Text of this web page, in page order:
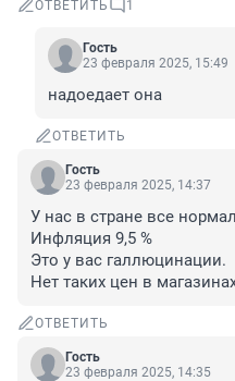
ОТВЕТИТЬ 1
Гость
23 февраля 2025, 15:49
надоедает она
ОТВЕТИТЬ
Гость
23 февраля 2025, 14:37
У нас в стране все
Инфляция 9,5 %
Это у вас галлюцинации.
Нет таких цен в
ОТВЕТИТЬ
Гость
23 февраля 2025, 14:35